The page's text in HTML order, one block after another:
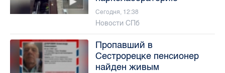
Сегодня, 12:38
Новости СПб
Пропавший в
Сестрорецке пенсионер
найден живым